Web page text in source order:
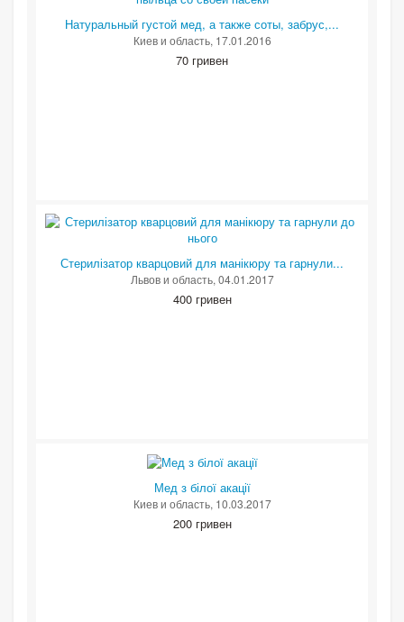
Натуральный густой мед, а также соты, забрус,...
Киев и область, 17.01.2016
70 гривен
Стерилізатор кварцовий для манікюру та гарнули...
Львов и область, 04.01.2017
400 гривен
Мед з білої акації
Киев и область, 10.03.2017
200 гривен